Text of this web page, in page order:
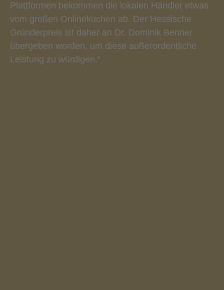
Plattformen bekommen die lokalen Händler etwas
vom großen Onlinekuchen ab. Der Hessische
Gründerpreis ist daher an Dr. Dominik Benner
übergeben worden, um diese außerordentliche
Leistung zu würdigen.“